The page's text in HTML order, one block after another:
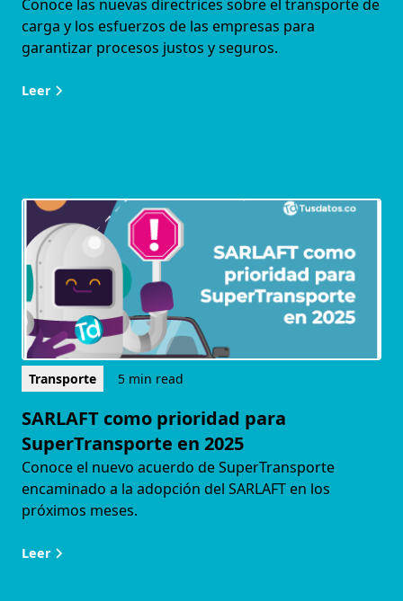
Conoce las nuevas directrices sobre el transporte de
carga y los esfuerzos de las empresas para
garantizar procesos justos y seguros.
Leer
Transporte 5 min read
SARLAFT como prioridad para
SuperTransporte en 2025
Conoce el nuevo acuerdo de SuperTransporte
encaminado a la adopción del SARLAFT en los
próximos meses.
Leer